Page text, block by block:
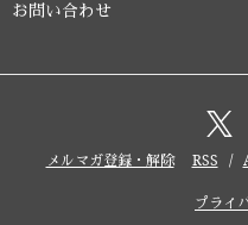
お問い合わせ
メルマガ登録・解除 RSS /
プライ